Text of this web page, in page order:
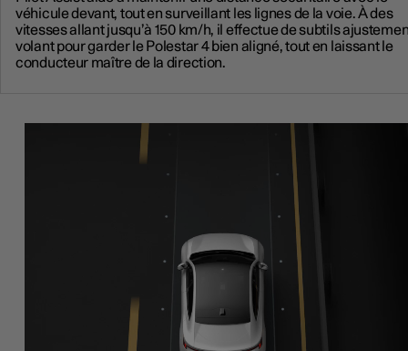
véhicule devant, tout en surveillant les lignes de la voie. À des
vitesses allant jusqu’à 150 km/h, il effectue de subtils
volant pour garder le Polestar 4 bien aligné, tout en laissant le
conducteur maître de la direction.